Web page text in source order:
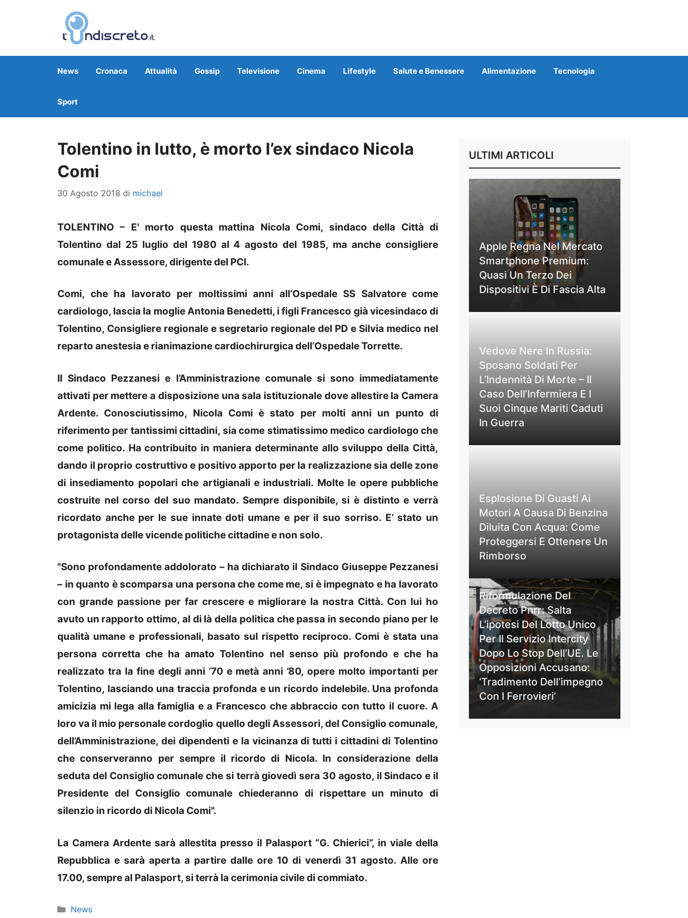
News Cronaca Attualità Gossip Televisione Cinema Lifestyle Salute e Benessere Alimentazione Tecnologia
Sport
Tolentino in lutto, è morto l’ex sindaco Nicola
Comi
30 Agosto 2018 di michael
TOLENTINO – E' morto questa mattina Nicola Comi, sindaco della Città di
Tolentino dal 25 luglio del 1980 al 4 agosto del 1985, ma anche consigliere
comunale e Assessore, dirigente del PCI.
Comi, che ha lavorato per moltissimi anni all’Ospedale SS Salvatore come
cardiologo, lascia la moglie Antonia Benedetti, i figli Francesco già vicesindaco di
Tolentino, Consigliere regionale e segretario regionale del PD e Silvia medico nel
reparto anestesia e rianimazione cardiochirurgica dell’Ospedale Torrette.
Il Sindaco Pezzanesi e l’Amministrazione comunale si sono immediatamente
attivati per mettere a disposizione una sala istituzionale dove allestire la Camera
Ardente. Conosciutissimo, Nicola Comi è stato per molti anni un punto di
riferimento per tantissimi cittadini, sia come stimatissimo medico cardiologo che
come politico. Ha contribuito in maniera determinante allo sviluppo della Città,
dando il proprio costruttivo e positivo apporto per la realizzazione sia delle zone
di insediamento popolari che artigianali e industriali. Molte le opere pubbliche
costruite nel corso del suo mandato. Sempre disponibile, si è distinto e verrà
ricordato anche per le sue innate doti umane e per il suo sorriso. E’ stato un
protagonista delle vicende politiche cittadine e non solo.
"Sono profondamente addolorato – ha dichiarato il Sindaco Giuseppe Pezzanesi
– in quanto è scomparsa una persona che come me, si è impegnato e ha lavorato
con grande passione per far crescere e migliorare la nostra Città. Con lui ho
avuto un rapporto ottimo, al di là della politica che passa in secondo piano per le
qualità umane e professionali, basato sul rispetto reciproco. Comi è stata una
persona corretta che ha amato Tolentino nel senso più profondo e che ha
realizzato tra la fine degli anni ’70 e metà anni ’80, opere molto importanti per
Tolentino, lasciando una traccia profonda e un ricordo indelebile. Una profonda
amicizia mi lega alla famiglia e a Francesco che abbraccio con tutto il cuore. A
loro va il mio personale cordoglio quello degli Assessori, del Consiglio comunale,
dell’Amministrazione, dei dipendenti e la vicinanza di tutti i cittadini di Tolentino
che conserveranno per sempre il ricordo di Nicola. In considerazione della
seduta del Consiglio comunale che si terrà giovedì sera 30 agosto, il Sindaco e il
Presidente del Consiglio comunale chiederanno di rispettare un minuto di
silenzio in ricordo di Nicola Comi".
La Camera Ardente sarà allestita presso il Palasport “G. Chierici”, in viale della
Repubblica e sarà aperta a partire dalle ore 10 di venerdì 31 agosto. Alle ore
17.00, sempre al Palasport, si terrà la cerimonia civile di commiato.
Categorie
News
ULTIMI ARTICOLI
Apple Regna Nel Mercato
Smartphone Premium:
Quasi Un Terzo Dei
Dispositivi È Di Fascia Alta
Vedove Nere In Russia:
Sposano Soldati Per
L’Indennità Di Morte – Il
Caso Dell’Infermiera E I
Suoi Cinque Mariti Caduti
In Guerra
Esplosione Di Guasti Ai
Motori A Causa Di Benzina
Diluita Con Acqua: Come
Proteggersi E Ottenere Un
Rimborso
Riformulazione Del
Decreto Pnrr: Salta
L’ipotesi Del Lotto Unico
Per Il Servizio Intercity
Dopo Lo Stop Dell’UE. Le
Opposizioni Accusano:
‘Tradimento Dell’impegno
Con I Ferrovieri’